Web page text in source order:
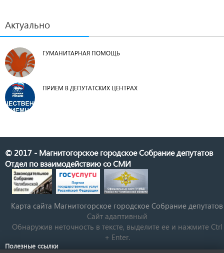
Актуально
ГУМАНИТАРНАЯ ПОМОЩЬ
ПРИЕМ В ДЕПУТАТСКИХ ЦЕНТРАХ
© 2017 - Магнитогорское городское Собрание депутатов
Отдел по взаимодействию со СМИ
Карта сайта Магнитогорское городское Cобрание депутатов
Сайт адаптивный
Обнаружив неточность в тексте, выделите ее и нажмите Ctrl
+ Enter.
Полезные ссылки